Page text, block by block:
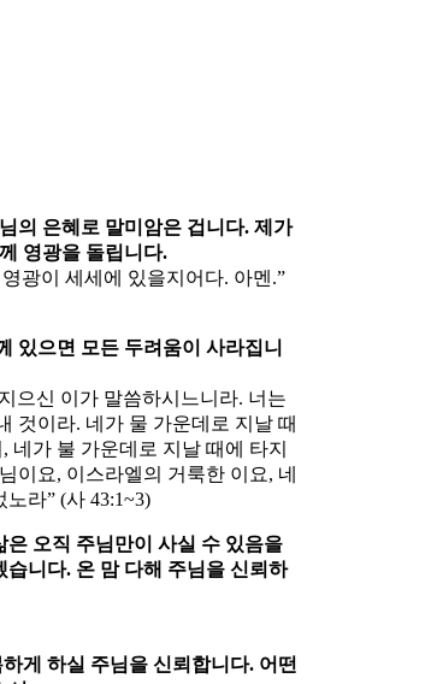
의 은혜로 말미암은 겁니다. 제가
영광을 돌립니다.
광이 세세에 있을지어다. 아멘.”
있으면 모든 두려움이 사라집니
으신 이가 말씀하시느니라. 너는
것이라. 네가 물 가운데로 지날 때
가 불 가운데로 지날 때에 타지
이요, 이스라엘의 거룩한 이요, 네
라” (사 43:1~3)
오직 주님만이 사실 수 있음을
니다. 온 맘 다해 주님을 신뢰하
게 하실 주님을 신뢰합니다. 어떤